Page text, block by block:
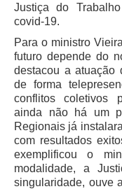
Comitê de
Servidores
Comitê de
Comitê de
Aprendizagem
Comitê de
no âmbito do
Comitê de
Moral, do
Comissão
Justiça do
covid-19.
Para o ministro
futuro depende do
destacou a atuação
de forma
conflitos coletivos
ainda não há um
Regionais já
com resultados
exemplificou o
modalidade, a
singularidade, ouve